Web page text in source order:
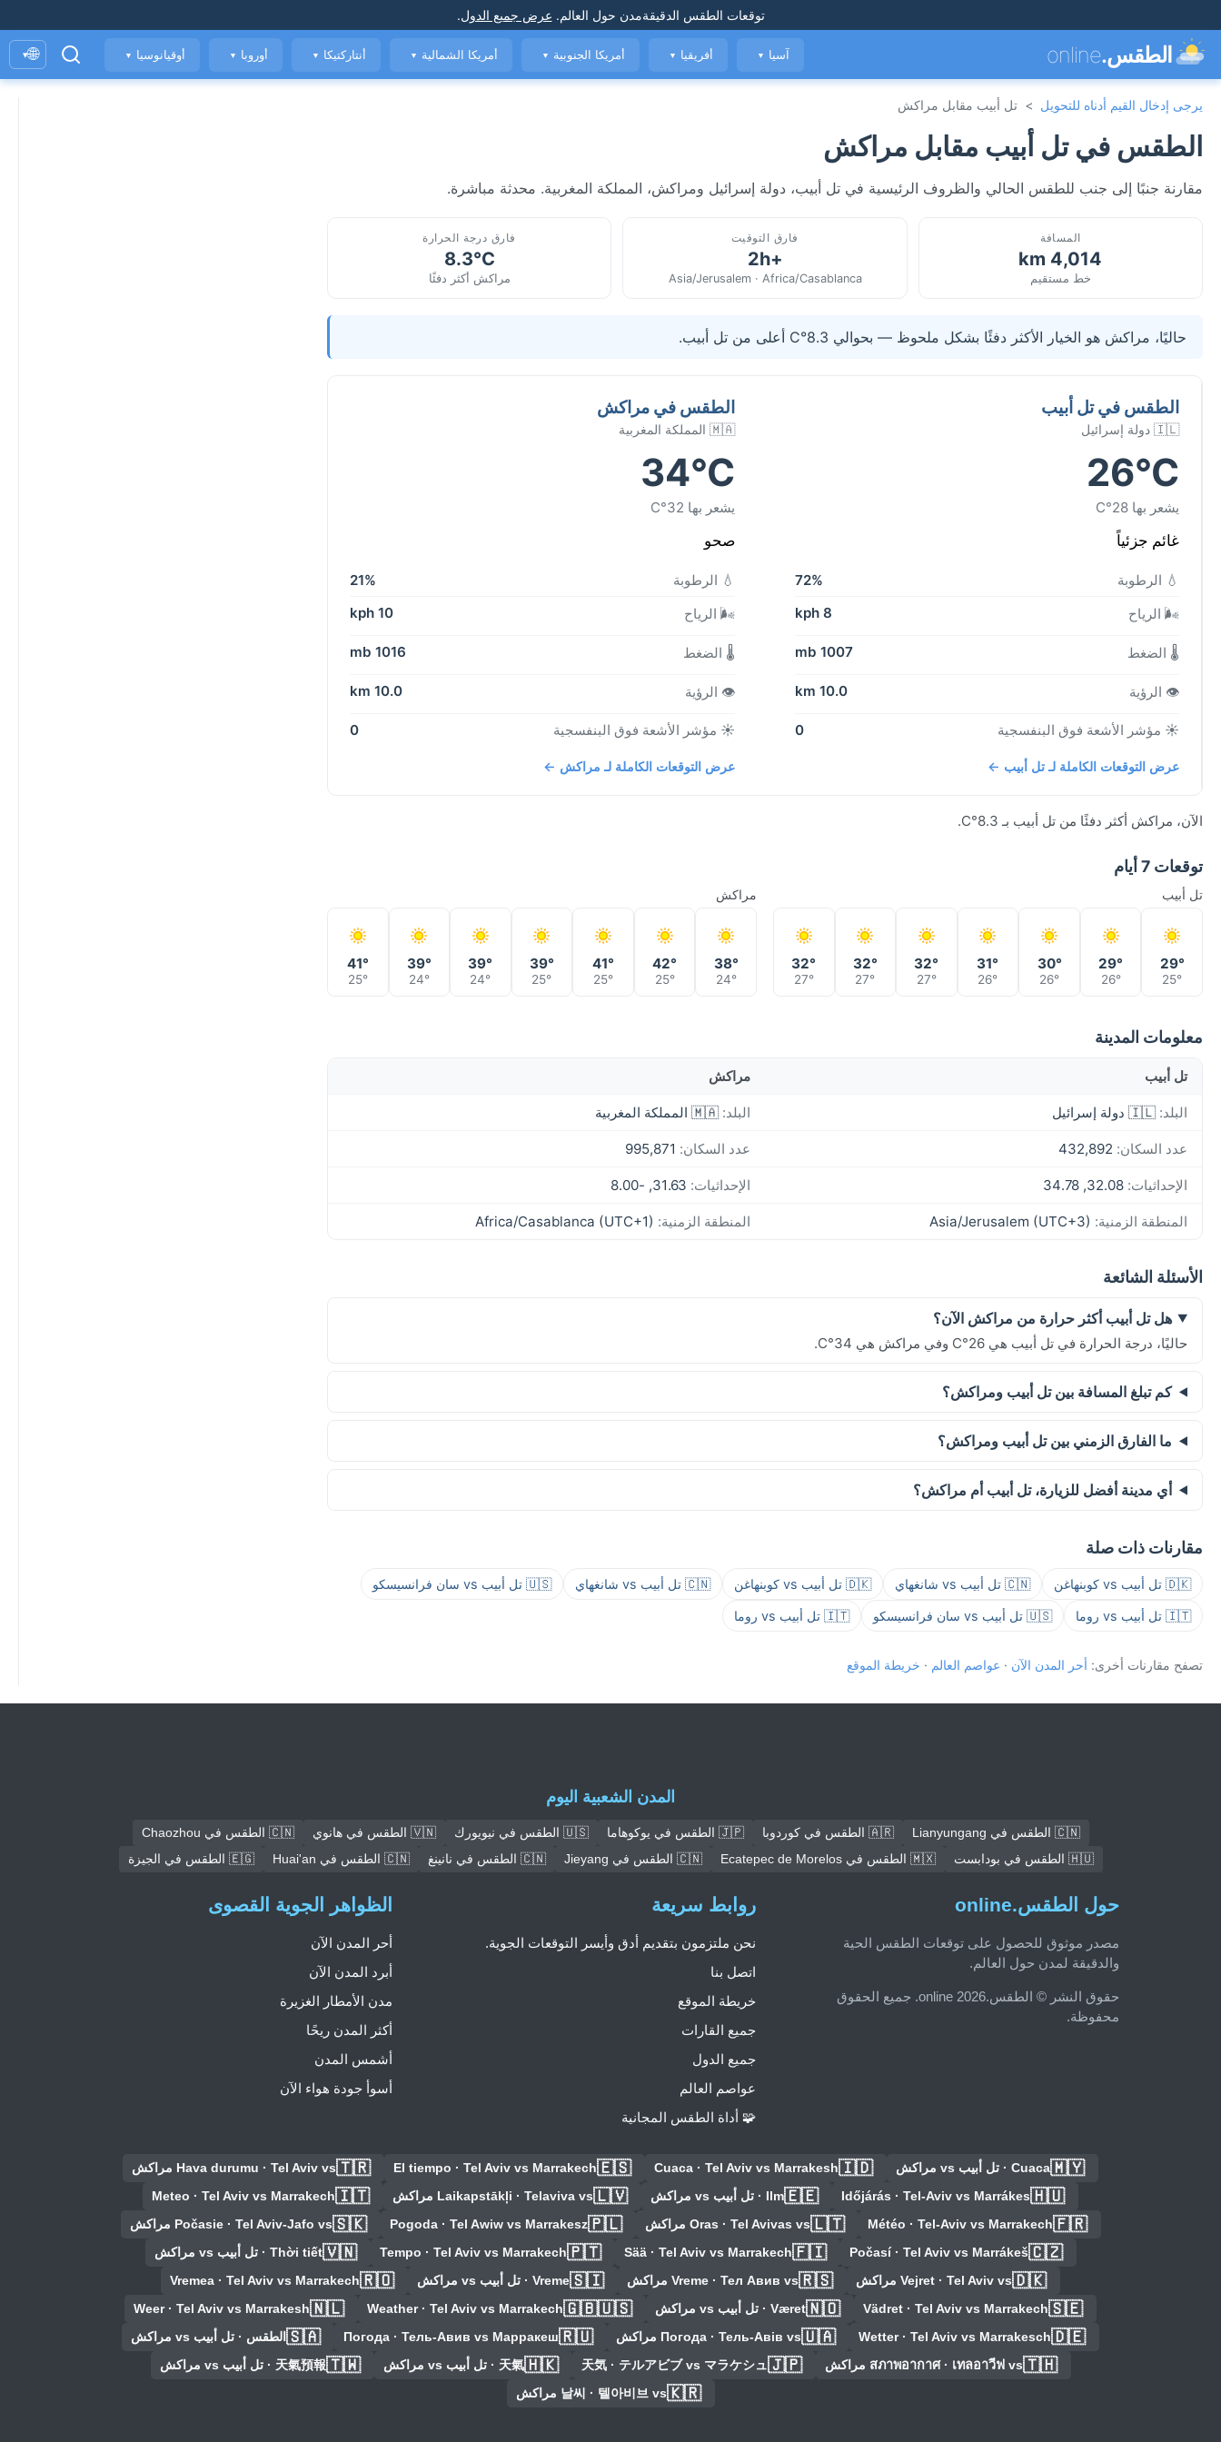
توقعات الطقس الدقيقةمدن حول العالم. عرض جميع الدول.
الطقس.online آسيا ▼ أفريقيا ▼ أمريكا الجنوبية ▼ أمريكا الشمالية ▼ أنتاركتيكا ▼ أوروبا ▼ أوقيانوسيا ▼
🌐
▾
يرجى إدخال القيم أدناه للتحويل > تل أبيب مقابل مراكش
الطقس في تل أبيب مقابل مراكش
مقارنة جنبًا إلى جنب للطقس الحالي والظروف الرئيسية في تل أبيب، دولة إسرائيل ومراكش، المملكة المغربية. محدثة مباشرة.
المسافة
4,014 km
خط مستقيم
فارق التوقيت
+2h
Asia/Jerusalem · Africa/Casablanca
فارق درجة الحرارة
8.3°C
مراكش أكثر دفئًا
حاليًا، مراكش هو الخيار الأكثر دفئًا بشكل ملحوظ — بحوالي 8.3°C أعلى من تل أبيب.
الطقس في تل أبيب
🇮🇱 دولة إسرائيل
26°C
يشعر بها 28°C
غائم جزئياً
💧 الرطوبة
72%
🌬️ الرياح
8 kph
🌡️ الضغط 1007 mb
👁️ الرؤية 10.0 km
☀️ مؤشر الأشعة فوق البنفسجية 0
عرض التوقعات الكاملة لـ تل أبيب ←
الطقس في مراكش
🇲🇦 المملكة المغربية
34°C
يشعر بها 32°C
صحو
💧 الرطوبة
21%
🌬️ الرياح
10 kph
🌡️ الضغط 1016 mb
👁️ الرؤية 10.0 km
☀️ مؤشر الأشعة فوق البنفسجية 0
عرض التوقعات الكاملة لـ مراكش ←
الآن، مراكش أكثر دفئًا من تل أبيب بـ 8.3°C.
توقعات 7 أيام
تل أبيب
29°
25°
29°
26°
30°
26°
31°
26°
32°
27°
32°
27°
32°
27°
مراكش
38°
24°
42°
25°
41°
25°
39°
25°
39°
24°
39°
24°
41°
25°
معلومات المدينة
تل أبيب مراكش
البلد: 🇮🇱 دولة إسرائيل البلد: 🇲🇦 المملكة المغربية
عدد السكان: عدد السكان:
الإحداثيات: الإحداثيات:
المنطقة الزمنية: المنطقة الزمنية:
الأسئلة الشائعة
هل تل أبيب أكثر حرارة من مراكش الآن؟
حاليًا، درجة الحرارة في تل أبيب هي 26°C وفي مراكش هي 34°C.
كم تبلغ المسافة بين تل أبيب ومراكش؟
ما الفارق الزمني بين تل أبيب ومراكش؟
أي مدينة أفضل للزيارة، تل أبيب أم مراكش؟
مقارنات ذات صلة
🇩🇰 تل أبيب vs كوبنهاغن 🇨🇳 تل أبيب vs شانغهاي 🇩🇰 تل أبيب vs كوبنهاغن 🇨🇳 تل أبيب vs شانغهاي 🇺🇸 تل أبيب vs سان فرانسيسكو
🇮🇹 تل أبيب vs روما 🇺🇸 تل أبيب vs سان فرانسيسكو 🇮🇹 تل أبيب vs روما
تصفح مقارنات أخرى: أحر المدن الآن · عواصم العالم · خريطة الموقع
المدن الشعبية اليوم
🇨🇳 الطقس في Lianyungang 🇦🇷 الطقس في كوردوبا 🇯🇵 الطقس في يوكوهاما 🇺🇸 الطقس في نيويورك 🇻🇳 الطقس في هانوي
🇨🇳 الطقس في Chaozhou
🇭🇺 الطقس في بودابست
🇲🇽 الطقس في Ecatepec de Morelos 🇨🇳 الطقس في Jieyang 🇨🇳 الطقس في نانينغ 🇨🇳 الطقس في Huai'an 🇪🇬 الطقس في الجيزة
حول الطقس.online
مصدر موثوق للحصول على توقعات الطقس الحية
والدقيقة لمدن حول العالم.
حقوق النشر © الطقس.online 2026. جميع الحقوق
محفوظة.
روابط سريعة
نحن ملتزمون بتقديم أدق وأيسر التوقعات الجوية.
اتصل بنا
خريطة الموقع
جميع القارات
جميع الدول
عواصم العالم
🧩 أداة الطقس المجانية
الظواهر الجوية القصوى
أحر المدن الآن
أبرد المدن الآن
مدن الأمطار الغزيرة
أكثر المدن ريحًا
أشمس المدن
أسوأ جودة هواء الآن
🇲🇾Cuaca · تل أبيب vs مراكش 🇮🇩
Cuaca · Tel Aviv vs Marrakesh
🇪🇸
El tiempo · Tel Aviv vs Marrakech
🇹🇷Hava durumu · Tel Aviv vs مراكش
🇭🇺
Időjárás · Tel-Aviv vs Marrákes
🇪🇪Ilm · تل أبيب vs مراكش 🇱🇻Laikapstākļi · Telaviva vs مراكش 🇮🇹
Meteo · Tel Aviv vs Marrakech
🇫🇷
Météo · Tel-Aviv vs Marrakech
🇱🇹Oras · Tel Avivas vs مراكش 🇵🇱
Pogoda · Tel Awiw vs Marrakesz
🇸🇰Počasie · Tel Aviv-Jafo vs مراكش
🇨🇿
Počasí · Tel Aviv vs Marrákeš
🇫🇮
Sää · Tel Aviv vs Marrakech
🇵🇹
Tempo · Tel Aviv vs Marrakech
🇻🇳Thời tiết · تل أبيب vs مراكش
🇩🇰Vejret · Tel Aviv vs مراكش 🇷🇸Vreme · Тел Авив vs مراكش 🇸🇮Vreme · تل أبيب vs مراكش 🇷🇴
Vremea · Tel Aviv vs Marrakech
🇸🇪
Vädret · Tel Aviv vs Marrakech
🇳🇴Været · تل أبيب vs مراكش 🇬🇧🇺🇸
Weather · Tel Aviv vs Marrakech
🇳🇱
Weer · Tel Aviv vs Marrakesh
🇩🇪
Wetter · Tel Aviv vs Marrakesch
🇺🇦Погода · Тель-Авів vs مراكش 🇷🇺
Погода · Тель-Авив vs Марракеш
🇸🇦 الطقس · تل أبيب vs مراكش
🇹🇭สภาพอากาศ · เทลอาวีฟ vs مراكش 🇯🇵
天気 · テルアビブ vs マラケシュ
🇭🇰天氣 · تل أبيب vs مراكش 🇹🇼天氣預報 · تل أبيب vs مراكش
🇰🇷날씨 · 텔아비브 vs مراكش